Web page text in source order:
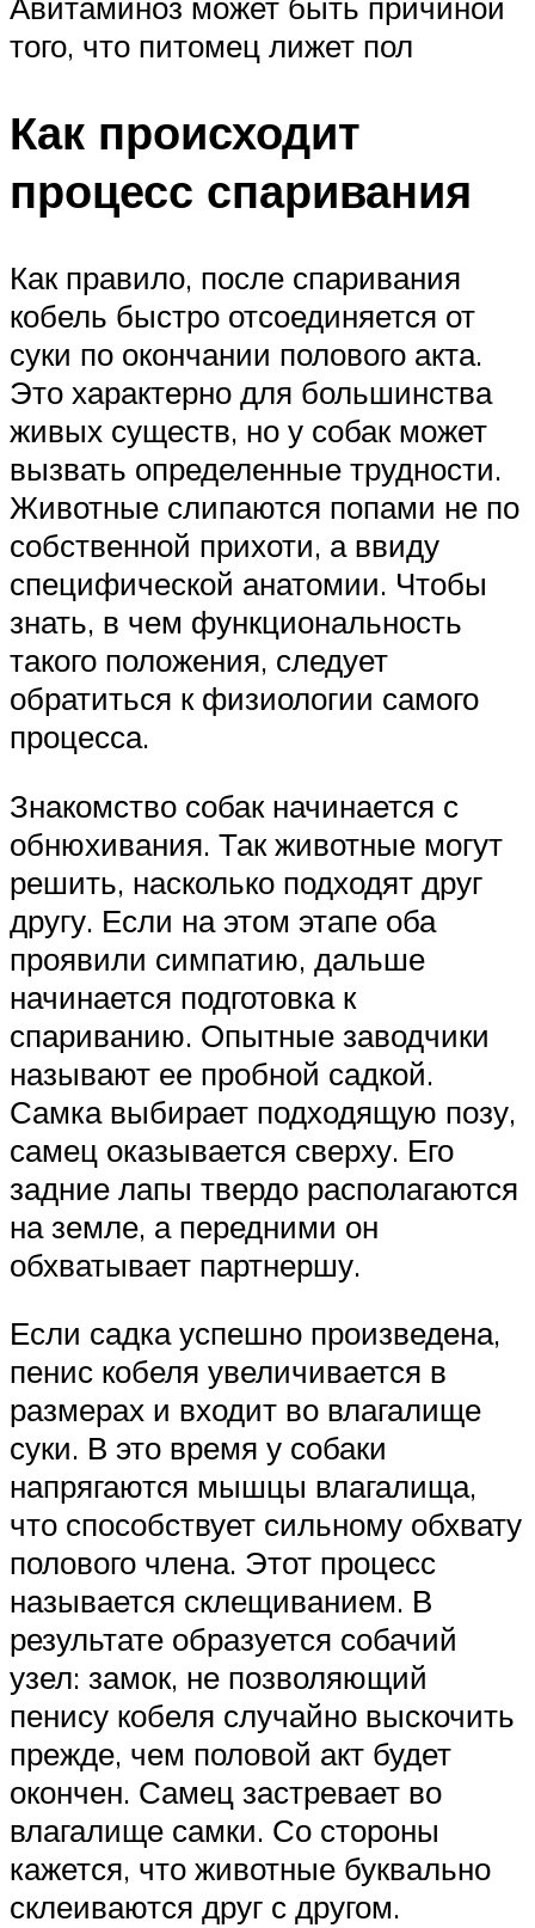
того, что питомец лижет пол
Как происходит
процесс спаривания
Как правило, после спаривания
кобель быстро отсоединяется от
суки по окончании полового акта.
Это характерно для большинства
живых существ, но у собак может
вызвать определенные трудности.
Животные слипаются попами не по
собственной прихоти, а ввиду
специфической анатомии. Чтобы
знать, в чем функциональность
такого положения, следует
обратиться к физиологии самого
процесса.
Знакомство собак начинается с
обнюхивания. Так животные могут
решить, насколько подходят друг
другу. Если на этом этапе оба
проявили симпатию, дальше
начинается подготовка к
спариванию. Опытные заводчики
называют ее пробной садкой.
Самка выбирает подходящую позу,
самец оказывается сверху. Его
задние лапы твердо располагаются
на земле, а передними он
обхватывает партнершу.
Если садка успешно произведена,
пенис кобеля увеличивается в
размерах и входит во влагалище
суки. В это время у собаки
напрягаются мышцы влагалища,
что способствует сильному обхвату
полового члена. Этот процесс
называется склещиванием. В
результате образуется собачий
узел: замок, не позволяющий
пенису кобеля случайно выскочить
прежде, чем половой акт будет
окончен. Самец застревает во
влагалище самки. Со стороны
кажется, что животные буквально
склеиваются друг с другом.